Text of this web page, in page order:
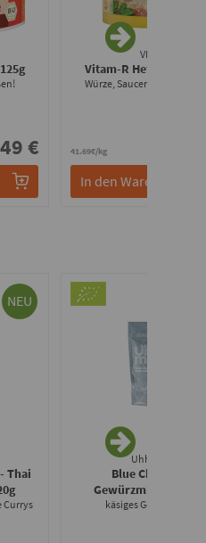
€
VITAM
Vitam-R Hefeextrakt
Würze, Saucenfond &
41.69€/kg
In den Warenkorb
NEU
Thai
Currys
Uhhmami
Blue Cheese'ish
Gewürzmischung
käsiges Gewürzpulver